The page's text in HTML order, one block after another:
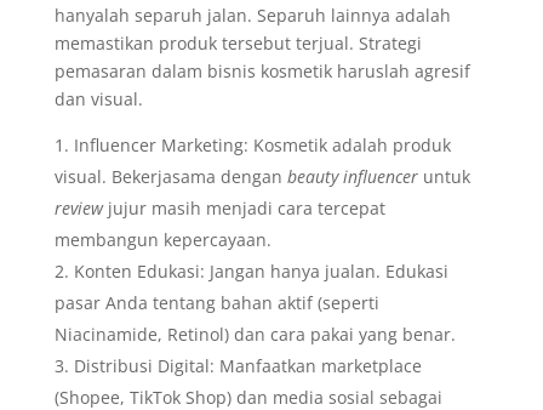
hanyalah separuh jalan. Separuh lainnya adalah
memastikan produk tersebut terjual. Strategi
pemasaran dalam bisnis kosmetik haruslah agresif
dan visual.
Influencer Marketing: Kosmetik adalah produk
visual. Bekerjasama dengan beauty influenceruntuk
reviewjujur masih menjadi cara tercepat
membangun kepercayaan.
Konten Edukasi: Jangan hanya jualan. Edukasi
pasar Anda tentang bahan aktif (seperti
Niacinamide, Retinol) dan cara pakai yang benar.
Distribusi Digital: Manfaatkan marketplace
(Shopee, TikTok Shop) dan media sosial sebagai